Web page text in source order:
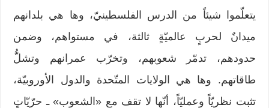
يتعلّموا شيئاً من الدرس الفلسطينيّ، وها هي بلدانهم
ميدانٌ لحربٍ عالميّةٍ ثالثة، في مستواهم، وضمن
حدودهم، تدمّر شعوبهم، وتخرّب عمرانهم وتشلُّ
طاقاتهم. وها هي الولايات المتّحدة والدول الأوروبيّة،
تثبت نظريّاً وعمليّاً، أنّها لا تقف مع «الشعوب» ـ حرّيّاتٍ